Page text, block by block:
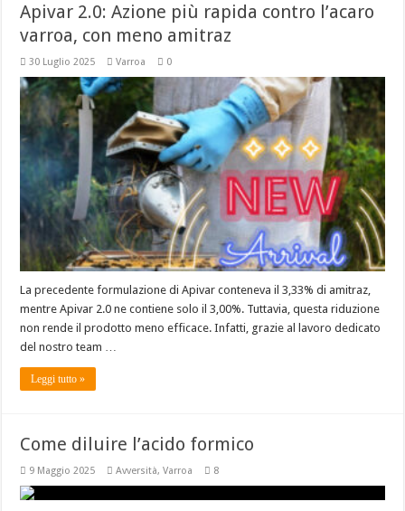
Apivar 2.0: Azione più rapida contro l’acaro
varroa, con meno amitraz
30 Luglio 2025 Varroa 0
La precedente formulazione di Apivar conteneva il 3,33% di amitraz,
mentre Apivar 2.0 ne contiene solo il 3,00%. Tuttavia, questa riduzione
non rende il prodotto meno efficace. Infatti, grazie al lavoro dedicato
del nostro team …
Leggi tutto »
Come diluire l’acido formico
9 Maggio 2025 Avversità,Varroa 8